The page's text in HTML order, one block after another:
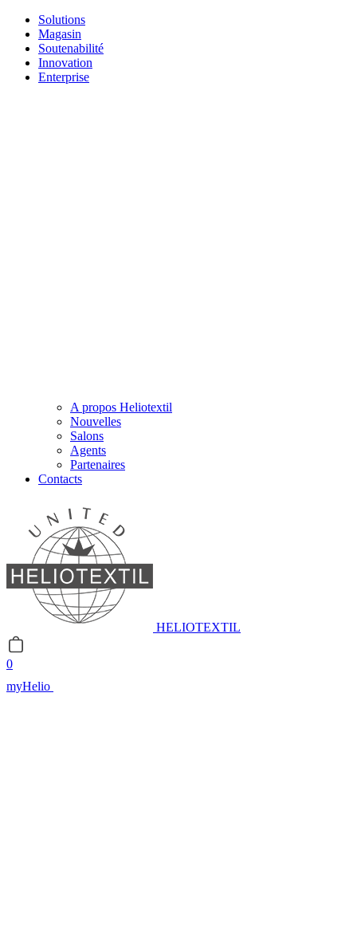
Solutions
Magasin
Soutenabilité
Innovation
Enterprise
A propos Heliotextil
Nouvelles
Salons
Agents
Partenaires
Contacts
HELIOTEXTIL
0
myHelio